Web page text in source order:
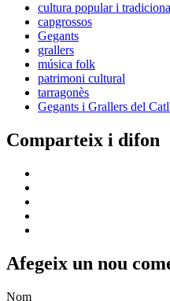
cultura popular i
capgrossos
Gegants
grallers
música folk
patrimoni cultural
tarragonès
Gegants i Grallers del
Comparteix i difon
Afegeix un nou
Nom